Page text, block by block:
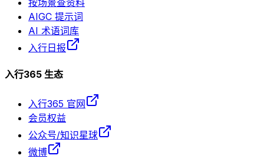
AIGC 提示词
AI 术语词库
入行日报
入行365 生态
入行365 官网
会员权益
公众号/知识星球
微博